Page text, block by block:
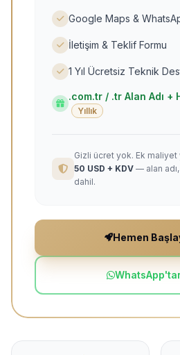
Google Maps &
İletişim & Teklif Formu
1 Yıl Ücretsiz Teknik
.com.tr / .tr Alan Adı +
Yıllık
Gizli ücret yok. Ek maliyet
50 USD + KDV — alan
dahil.
Hemen